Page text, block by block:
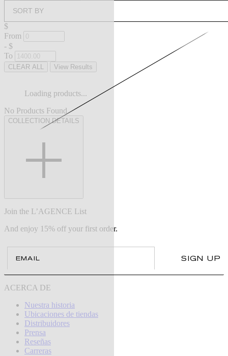
SORT BY
$
From
- $
To
CLEAR ALL View Results
Loading products...
No Products Found
COLLECTION DETAILS
Join the L’AGENCE List
And enjoy 15% off your first order.
SIGN UP
ACERCA DE
Nuestra historia
Ubicaciones de tiendas
Distribuidores
Prensa
Reseñas
Carreras